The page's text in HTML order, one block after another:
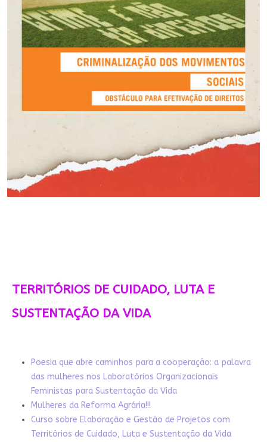
TERRITÓRIOS DE CUIDADO, LUTA E
SUSTENTAÇÃO DA VIDA
Poesia que abre caminhos para a cooperação: a palavra
das mulheres nos Laboratórios Organizacionais
Feministas para Sustentação da Vida
Mulheres da Reforma Agrária!!!
Curso sobre Elaboração e Gestão de Projetos com
Territórios de Cuidado, Luta e Sustentação da Vida